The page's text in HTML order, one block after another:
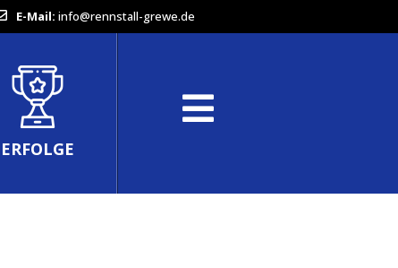
E-Mail: info@rennstall-grewe.de
ERFOLGE